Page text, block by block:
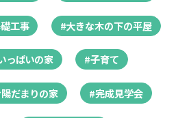
工事 #大きな木の下の平屋
っぱいの家 #子育て
だまりの家 #完成見学会